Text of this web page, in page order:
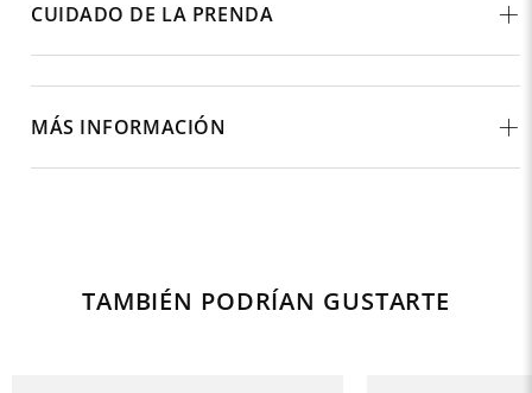
CUIDADO DE LA PRENDA
MÁS INFORMACIÓN
TAMBIÉN PODRÍAN GUSTARTE